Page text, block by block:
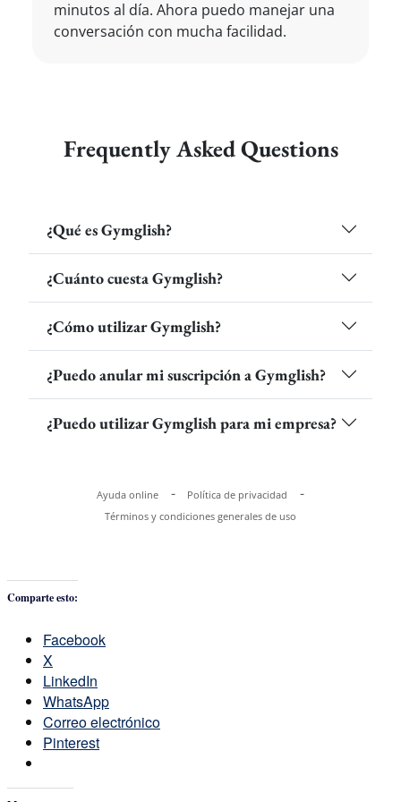
Comparte esto:
Facebook
X
LinkedIn
WhatsApp
Correo electrónico
Pinterest